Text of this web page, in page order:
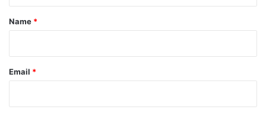
*
Name *
Email *